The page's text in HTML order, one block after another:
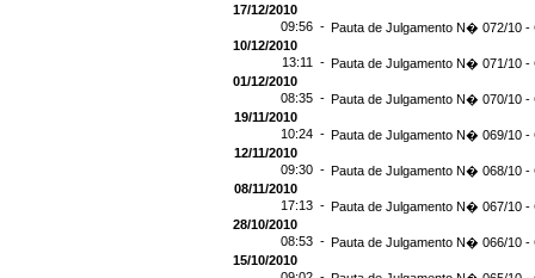
17/12/2010
09:56 - Pauta de Julgamento N� 072/10 -
10/12/2010
13:11 - Pauta de Julgamento N� 071/10 -
01/12/2010
08:35 - Pauta de Julgamento N� 070/10 -
19/11/2010
10:24 - Pauta de Julgamento N� 069/10 -
12/11/2010
09:30 - Pauta de Julgamento N� 068/10 -
08/11/2010
17:13 - Pauta de Julgamento N� 067/10 -
28/10/2010
08:53 - Pauta de Julgamento N� 066/10 -
15/10/2010